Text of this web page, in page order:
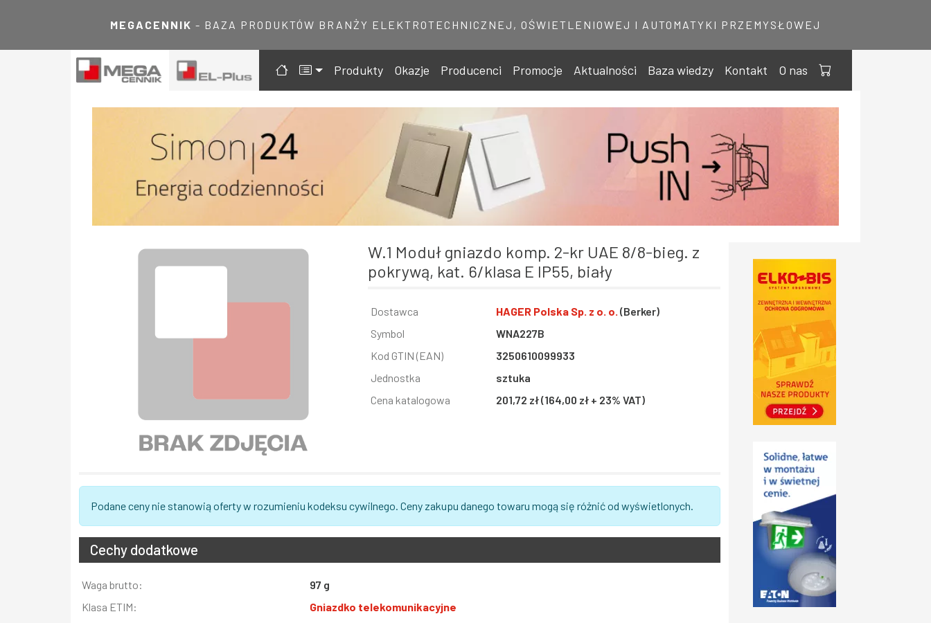
MEGACENNIK - BAZA PRODUKTÓW BRANŻY ELEKTROTECHNICZNEJ, OŚWIETLENIOWEJ I AUTOMATYKI PRZEMYSŁOWEJ
Produkty Okazje Producenci Promocje Aktualności Baza wiedzy Kontakt O nas
W.1 Moduł gniazdo komp. 2-kr UAE 8/8-bieg. z
pokrywą, kat. 6/klasa E IP55, biały
Informacja
Wartość
Dostawca HAGER Polska Sp. z o. o. (Berker)
Symbol
WNA227B
Kod GTIN (EAN)
3250610099933
Jednostka
sztuka
Cena katalogowa
201,72 zł (164,00 zł + 23% VAT)
Podane ceny nie stanowią oferty w rozumieniu kodeksu cywilnego. Ceny zakupu danego towaru mogą się różnić od wyświetlonych.
Cechy dodatkowe
Informacja
Wartość
Waga brutto:
97 g
Klasa ETIM:
Gniazdko telekomunikacyjne